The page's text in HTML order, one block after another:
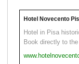
Hotel Novecento
Hotel in Pisa
Book directly to